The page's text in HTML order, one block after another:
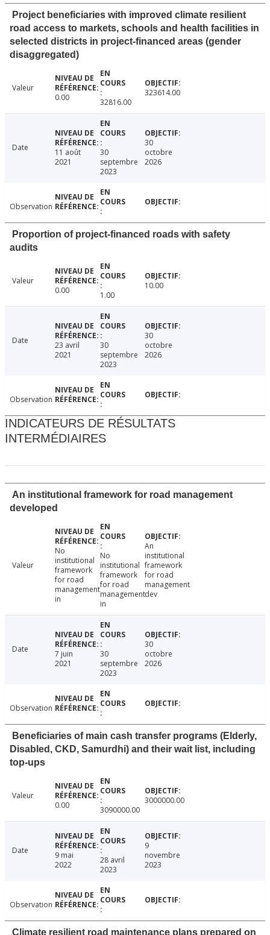
Project beneficiaries with improved climate resilient
road access to markets, schools and health facilities in
selected districts in project-financed areas (gender
disaggregated)
Valeur
0.00
32816.00
323614.00
Date
11 août
2021
30
septembre
2023
30
octobre
2026
Observation
Proportion of project-financed roads with safety
audits
Valeur
0.00
1.00
10.00
Date
23 avril
2021
30
septembre
2023
30
octobre
2026
Observation
INDICATEURS DE RÉSULTATS
INTERMÉDIAIRES
An institutional framework for road management
developed
Valeur
No
institutional
framework
for road
management
in
No
institutional
framework
for road
management
in
An
institutional
framework
for road
management
dev
Date
7 juin
2021
30
septembre
2023
30
octobre
2026
Observation
Beneficiaries of main cash transfer programs (Elderly,
Disabled, CKD, Samurdhi) and their wait list, including
top-ups
Valeur
0.00
3090000.00
3000000.00
Date
9 mai
2022
28 avril
2023
9
novembre
2023
Observation
Climate resilient road maintenance plans prepared on